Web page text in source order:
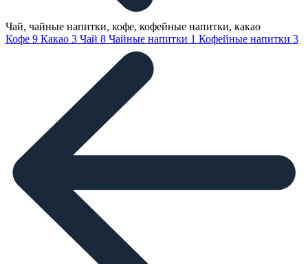
Чай, чайные напитки, кофе, кофейные напитки, какао
Кофе 9 Какао 3 Чай 8 Чайные напитки 1 Кофейные напитки 3